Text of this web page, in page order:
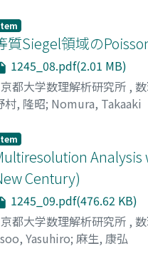
質Siegel領域の
1245_08.pdf(2.01 MB)
京都大学数理解析研究所 ,
村, 隆昭; Nomura, Takaaki
Century)
1245_09.pdf(476.62 KB)
京都大学数理解析研究所 ,
Yasuhiro; 麻生, 康弘